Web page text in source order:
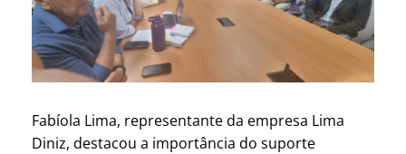
Fabíola Lima, representante da empresa Lima
Diniz, destacou a importância do suporte